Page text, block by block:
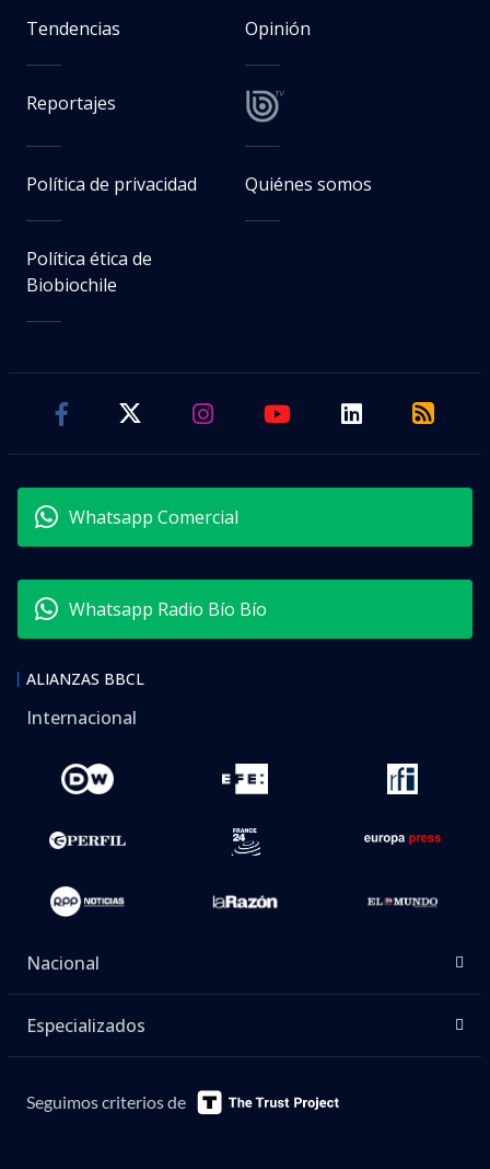
Tendencias Opinión
Reportajes
Política de privacidad Quiénes somos
Política ética de
Biobiochile
Whatsapp Comercial
Whatsapp Radio Bío Bío
ALIANZAS BBCL
Internacional
Nacional
Especializados
Seguimos criterios de